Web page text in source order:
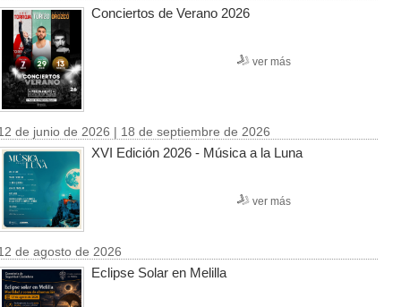
Conciertos de Verano 2026
ver más
de junio de 2026 | 18 de septiembre de 2026
XVI Edición 2026 - Música a la Luna
ver más
de agosto de 2026
Eclipse Solar en Melilla